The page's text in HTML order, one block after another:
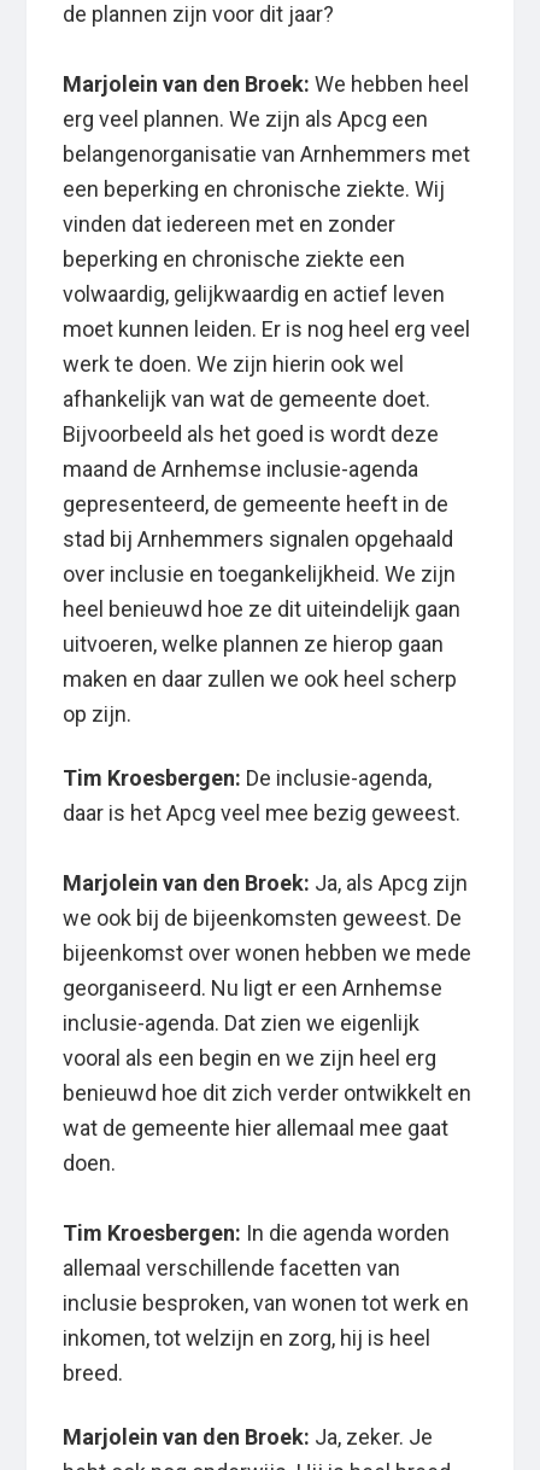
de plannen zijn voor dit jaar?
Marjolein van den Broek: We hebben heel
erg veel plannen. We zijn als Apcg een
belangenorganisatie van Arnhemmers met
een beperking en chronische ziekte. Wij
vinden dat iedereen met en zonder
beperking en chronische ziekte een
volwaardig, gelijkwaardig en actief leven
moet kunnen leiden. Er is nog heel erg veel
werk te doen. We zijn hierin ook wel
afhankelijk van wat de gemeente doet.
Bijvoorbeeld als het goed is wordt deze
maand de Arnhemse inclusie-agenda
gepresenteerd, de gemeente heeft in de
stad bij Arnhemmers signalen opgehaald
over inclusie en toegankelijkheid. We zijn
heel benieuwd hoe ze dit uiteindelijk gaan
uitvoeren, welke plannen ze hierop gaan
maken en daar zullen we ook heel scherp
op zijn.
Tim Kroesbergen: De inclusie-agenda,
daar is het Apcg veel mee bezig geweest.
Marjolein van den Broek: Ja, als Apcg zijn
we ook bij de bijeenkomsten geweest. De
bijeenkomst over wonen hebben we mede
georganiseerd. Nu ligt er een Arnhemse
inclusie-agenda. Dat zien we eigenlijk
vooral als een begin en we zijn heel erg
benieuwd hoe dit zich verder ontwikkelt en
wat de gemeente hier allemaal mee gaat
doen.
Tim Kroesbergen: In die agenda worden
allemaal verschillende facetten van
inclusie besproken, van wonen tot werk en
inkomen, tot welzijn en zorg, hij is heel
breed.
Marjolein van den Broek: Ja, zeker. Je